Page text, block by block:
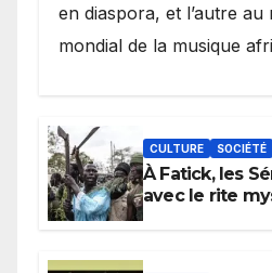
en diaspora, et l’autre
mondial de la musique
CULTURE SOCIÉTÉ
À Fatick, les
avec le rite